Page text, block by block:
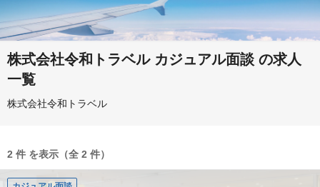
株式会社令和トラベル カジュアル面談 の求人
一覧
株式会社令和トラベル
2 件 を表示（全 2 件）